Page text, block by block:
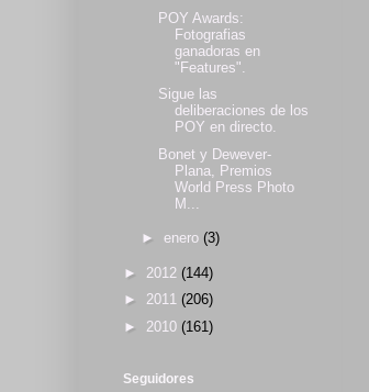
POY Awards:
Fotografias
ganadoras en
"Features".
Sigue las
deliberaciones de los
POY en directo.
Bonet y Dewever-
Plana, Premios
World Press Photo
M...
► enero (3)
► 2012 (144)
► 2011 (206)
► 2010 (161)
Seguidores